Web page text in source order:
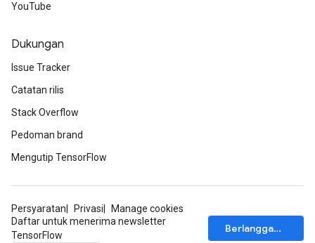
YouTube
Dukungan
Issue Tracker
Catatan rilis
Stack Overflow
Pedoman brand
Mengutip TensorFlow
Persyaratan Privasi
Manage cookies
Daftar untuk menerima newsletter
TensorFlow
Berlangganan